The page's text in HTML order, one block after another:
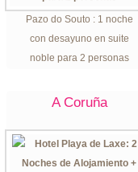
Pazo do Souto : 1 noche
con desayuno en suite
noble para 2 personas
A Coruña